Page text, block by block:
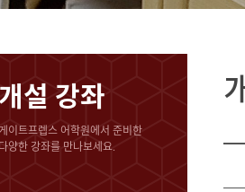
개설 강좌
게이트프렙스 어학원에서 준비한
다양한 강좌를 만나보세요.